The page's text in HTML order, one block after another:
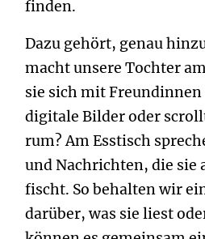
finden.
Dazu gehört, genau
macht unsere Tochter
sie sich mit Freundinnen
digitale Bilder oder
rum? Am Esstisch
und Nachrichten, die sie
fischt. So behalten wir
darüber, was sie liest